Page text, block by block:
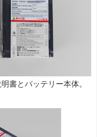
書とバッテリー本体。